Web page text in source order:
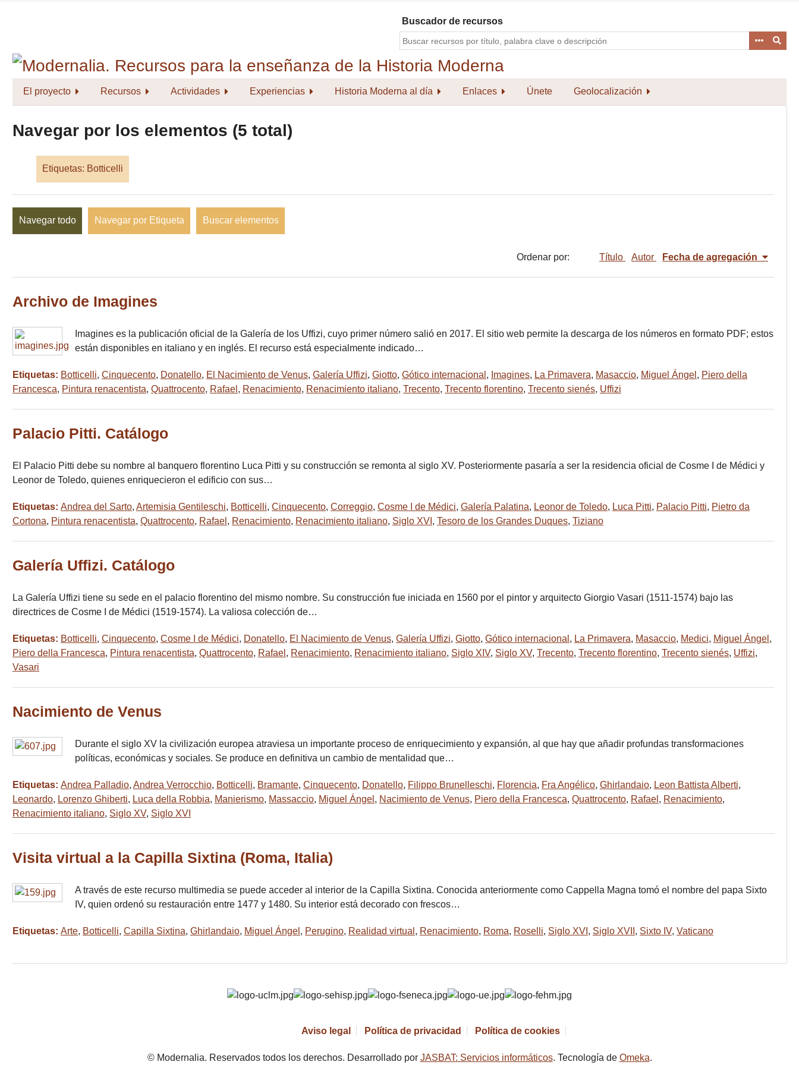
Buscador de recursos
El proyecto Recursos Actividades Experiencias Historia Moderna al día Enlaces Únete Geolocalización
Navegar por los elementos (5 total)
Etiquetas: Botticelli
Navegar todo Navegar por Etiqueta Buscar elementos
Ordenar por: Título Autor Fecha de agregación
Archivo de Imagines
Imagines es la publicación oficial de la Galería de los Uffizi, cuyo primer número salió en 2017. El sitio web permite la descarga de los números en formato PDF; estos
están disponibles en italiano y en inglés. El recurso está especialmente indicado…
Etiquetas: Botticelli, Cinquecento, Donatello, El Nacimiento de Venus, Galería Uffizi, Giotto, Gótico internacional , Imagines, La Primavera, Masaccio, Miguel Ángel , Piero della
Francesca, Pintura renacentista, Quattrocento, Rafael , Renacimiento, Renacimiento italiano, Trecento, Trecento florentino, Trecento sienés, Uffizi
Palacio Pitti. Catálogo
El Palacio Pitti debe su nombre al banquero florentino Luca Pitti y su construcción se remonta al siglo XV. Posteriormente pasaría a ser la residencia oficial de Cosme I de Médici y
Leonor de Toledo, quienes enriquecieron el edificio con sus…
Etiquetas: Andrea del Sarto, Artemisia Gentileschi, Botticelli, Cinquecento, Correggio, Cosme I de Médici, Galería Palatina, Leonor de Toledo, Luca Pitti, Palacio Pitti, Pietro da
Cortona, Pintura renacentista, Quattrocento, Rafael , Renacimiento, Renacimiento italiano, Siglo XVI , Tesoro de los Grandes Duques, Tiziano
Galería Uffizi. Catálogo
La Galería Uffizi tiene su sede en el palacio florentino del mismo nombre. Su construcción fue iniciada en 1560 por el pintor y arquitecto Giorgio Vasari (1511-1574) bajo las
directrices de Cosme I de Médici (1519-1574). La valiosa colección de…
Etiquetas: Botticelli, Cinquecento, Cosme I de Médici, Donatello, El Nacimiento de Venus, Galería Uffizi, Giotto, Gótico internacional , La Primavera, Masaccio, Medici, Miguel Ángel ,
Piero della Francesca, Pintura renacentista, Quattrocento, Rafael , Renacimiento, Renacimiento italiano, Siglo XIV, Siglo XV, Trecento, Trecento florentino, Trecento sienés, Uffizi,
Vasari
Nacimiento de Venus
Durante el siglo XV la civilización europea atraviesa un importante proceso de enriquecimiento y expansión, al que hay que añadir profundas transformaciones
políticas, económicas y sociales. Se produce en definitiva un cambio de mentalidad que…
Etiquetas: Andrea Palladio, Andrea Verrocchio, Botticelli, Bramante, Cinquecento, Donatello, Filippo Brunelleschi, Florencia, Fra Angélico, Ghirlandaio, Leon Battista Alberti,
Leonardo, Lorenzo Ghiberti, Luca della Robbia, Manierismo, Massaccio, Miguel Ángel , Nacimiento de Venus, Piero della Francesca, Quattrocento, Rafael , Renacimiento,
Renacimiento italiano, Siglo XV, Siglo XVI
Visita virtual a la Capilla Sixtina (Roma, Italia)
A través de este recurso multimedia se puede acceder al interior de la Capilla Sixtina. Conocida anteriormente como Cappella Magna tomó el nombre del papa Sixto
IV, quien ordenó su restauración entre 1477 y 1480. Su interior está decorado con frescos…
Etiquetas: Arte, Botticelli, Capilla Sixtina, Ghirlandaio, Miguel Ángel , Perugino, Realidad virtual , Renacimiento, Roma, Roselli, Siglo XVI , Siglo XVII , Sixto IV, Vaticano
Aviso legal Política de privacidad Política de cookies
© Modernalia. Reservados todos los derechos. Desarrollado por JASBAT: Servicios informáticos. Tecnología de Omeka.